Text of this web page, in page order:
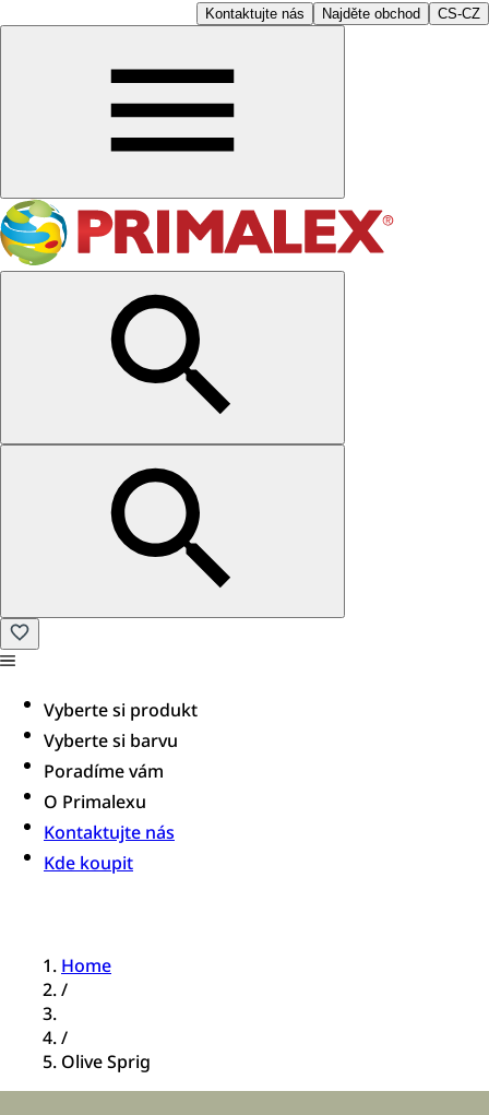
Kontaktujte nás Najděte obchod CS-CZ
Vyberte si produkt
Vyberte si barvu
Poradíme vám​
O Primalexu
Kontaktujte nás
Kde koupit
Home
/
/
Olive Sprig